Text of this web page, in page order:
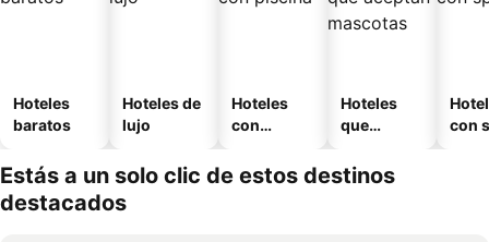
Hoteles
baratos
Hoteles de
lujo
Hoteles
con
Hoteles
que
mascotas
con
Estás a un solo clic de estos destinos
destacados